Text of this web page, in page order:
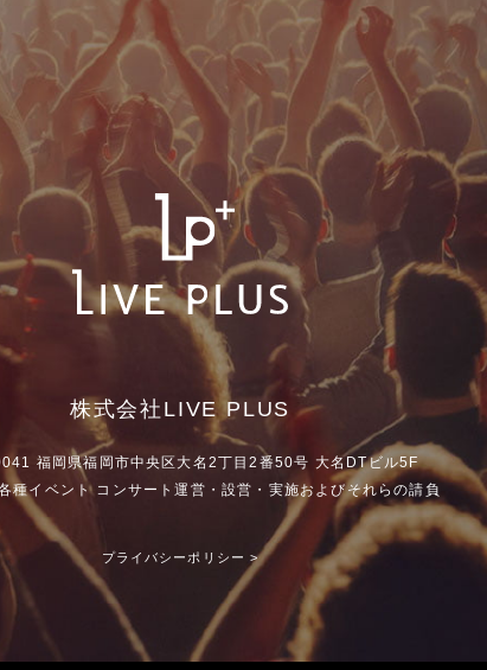
株式会社LIVE PLUS
福岡県福岡市中央区大名2丁目2番50号 大名DTビル5F
種イベント コンサート運営・設営・実施およびそれらの請負
プライバシーポリシー >